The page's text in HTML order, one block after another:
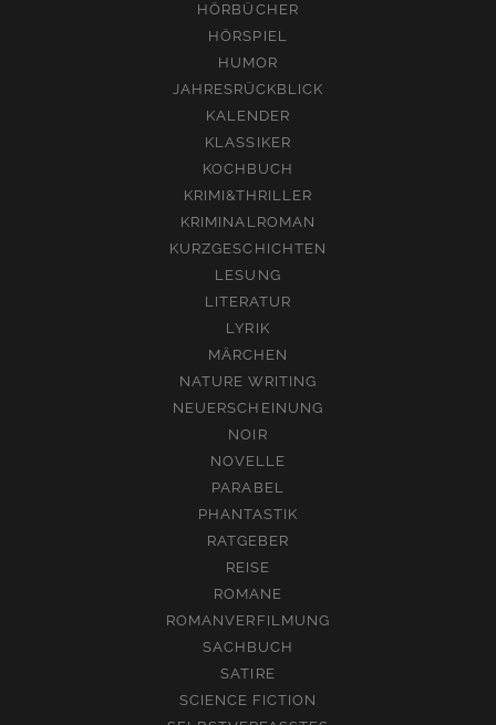
HÖRBÜCHER
HÖRSPIEL
HUMOR
JAHRESRÜCKBLICK
KALENDER
KLASSIKER
KOCHBUCH
KRIMI&THRILLER
KRIMINALROMAN
KURZGESCHICHTEN
LESUNG
LITERATUR
LYRIK
MÄRCHEN
NATURE WRITING
NEUERSCHEINUNG
NOIR
NOVELLE
PARABEL
PHANTASTIK
RATGEBER
REISE
ROMANE
ROMANVERFILMUNG
SACHBUCH
SATIRE
SCIENCE FICTION